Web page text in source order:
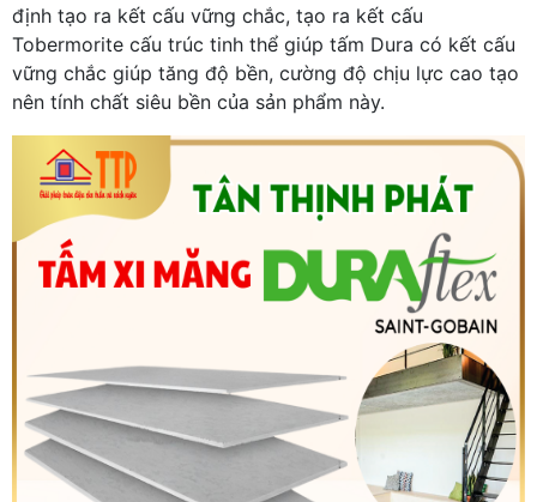
định tạo ra kết cấu vững chắc, tạo ra kết cấu
Tobermorite cấu trúc tinh thể giúp tấm Dura có kết cấu
vững chắc giúp tăng độ bền, cường độ chịu lực cao tạo
nên tính chất siêu bền của sản phẩm này.